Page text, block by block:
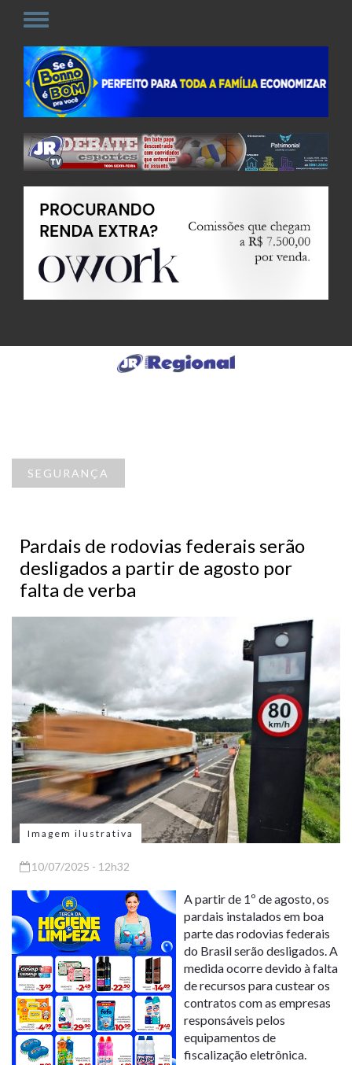
SEGURANÇA
Pardais de rodovias federais serão
desligados a partir de agosto por
falta de verba
Imagem ilustrativa
10/07/2025 - 12h32
A partir de 1º de agosto, os
pardais instalados em boa
parte das rodovias federais
do Brasil serão desligados. A
medida ocorre devido à falta
de recursos para custear os
contratos com as empresas
responsáveis pelos
equipamentos de
fiscalização eletrônica.